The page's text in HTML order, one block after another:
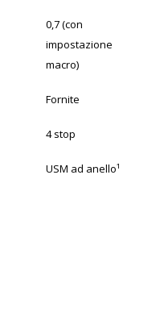
0,7 (con
impostazione
macro)
Fornite
4 stop
USM ad anello¹